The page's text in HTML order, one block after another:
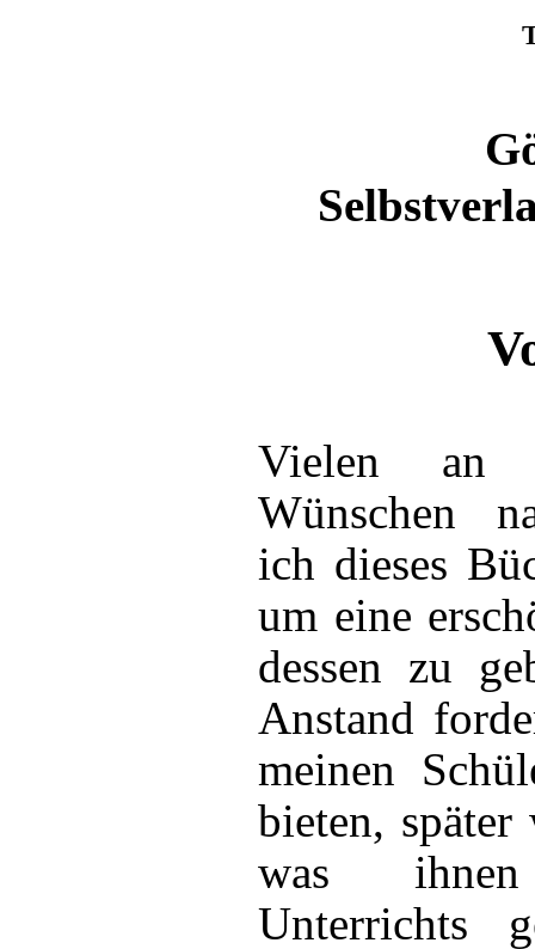
Vielen an
Wünschen
ich dieses
um eine
dessen zu
Anstand
meinen
bieten, später
was
Unterrichts